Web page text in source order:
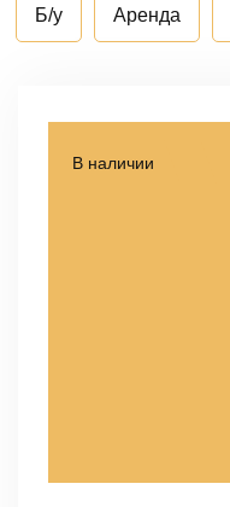
Б/у Аренда
В наличии